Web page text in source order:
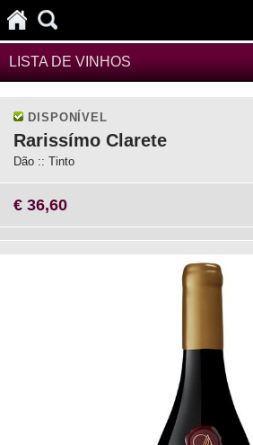
LISTA DE VINHOS
DISPONÍVEL
Rarissímo Clarete
Dão :: Tinto
€ 36,60